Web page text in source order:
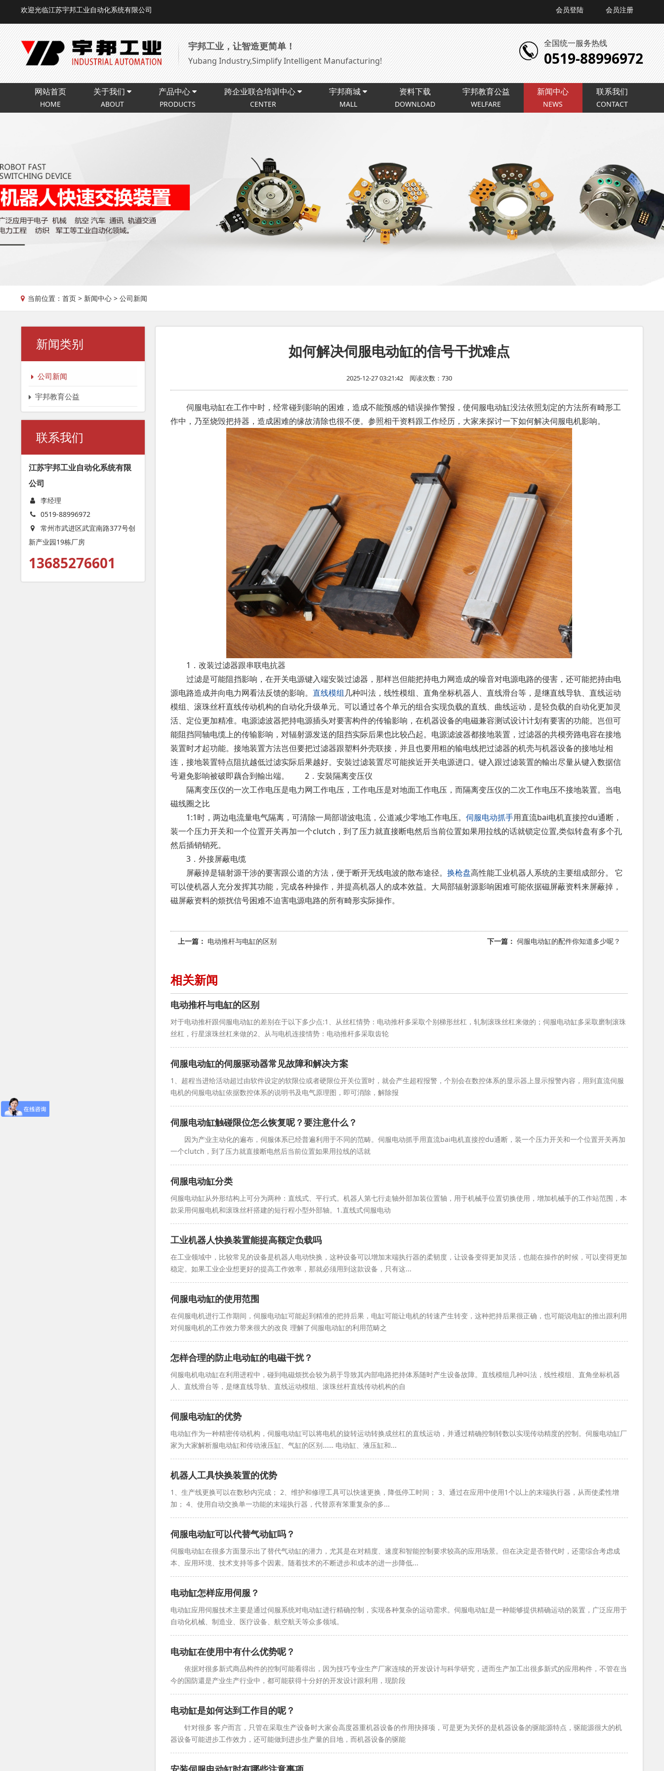
欢迎光临江苏宇邦工业自动化系统有限公司 会员登陆 会员注册
宇邦工业，让智造更简单！
Yubang Industry,Simplify Intelligent Manufacturing!
全国统一服务热线
0519-88996972
网站首页
HOME
关于我们
ABOUT
产品中心
PRODUCTS
跨企业联合培训中心
CENTER
宇邦商城
MALL
资料下载
DOWNLOAD
宇邦教育公益
WELFARE
新闻中心
NEWS
联系我们
CONTACT
当前位置： 首页 > 新闻中心 > 公司新闻
新闻类别
公司新闻
宇邦教育公益
联系我们
江苏宇邦工业自动化系统有限
公司
李经理
0519-88996972
常州市武进区武宜南路377号创
新产业园19栋厂房
13685276601
如何解决伺服电动缸的信号干扰难点
2025-12-27 03:21:42 阅读次数：730
伺服电动缸在工作中时，经常碰到影响的困难，造成不能预感的错误操作警报，使伺服电动缸没法依照划定的方法所有畸形工
作中，乃至烧毁把持器，造成困难的缘故清除也很不便。参照相干资料跟工作经历，大家来探讨一下如何解决伺服电机影响。
1．改装过滤器跟串联电抗器
过滤是可能阻挡影响，在开关电源键入端安裝过滤器，那样岂但能把持电力网造成的噪音对电源电路的侵害，还可能把持由电
源电路造成并向电力网看法反馈的影响。 直线模组几种叫法，线性模组、直角坐标机器人、直线滑台等，是继直线导轨、直线运动
模组、滚珠丝杆直线传动机构的自动化升级单元。可以通过各个单元的组合实现负载的直线、曲线运动，是轻负载的自动化更加灵
活、定位更加精准。电源滤波器把持电源插头对要害构件的传输影响，在机器设备的电磁兼容测试设计计划有要害的功能。岂但可
能阻挡同轴电缆上的传输影响，对辐射源发送的阻挡实际后果也比较凸起。电源滤波器都接地装置，过滤器的共模旁路电容在接地
装置时才起功能。接地装置方法岂但要把过滤器跟塑料外壳联接，并且也要用粗的输电线把过滤器的机壳与机器设备的接地址相
连，接地装置特点阻抗越低过滤实际后果越好。安裝过滤装置尽可能挨近开关电源进口。键入跟过滤装置的輸出尽量从键入数据信
号避免影响被破即藕合到輸出端。 2．安裝隔离变压仪
隔离变压仪的一次工作电压是电力网工作电压，工作电压是对地面工作电压，而隔离变压仪的二次工作电压不接地装置。当电
磁线圈之比
1:1时，两边电流量电气隔离，可清除一局部谐波电流，公道减少零地工作电压。 伺服电动抓手用直流bai电机直接控du通断，
装一个压力开关和一个位置开关再加一个clutch，到了压力就直接断电然后当前位置如果用拉线的话就锁定位置,类似转盘有多个孔
然后插销销死。
3．外接屏蔽电缆
屏蔽掉是辐射源干涉的要害跟公道的方法，便于断开无线电波的散布途径。 换枪盘高性能工业机器人系统的主要组成部分。 它
可以使机器人充分发挥其功能，完成各种操作，并提高机器人的成本效益。大局部辐射源影响困难可能依据磁屏蔽资料来屏蔽掉，
磁屏蔽资料的烦扰信号困难不迫害电源电路的所有畸形实际操作。
上一篇： 电动推杆与电缸的区别 下一篇： 伺服电动缸的配件你知道多少呢？
相关新闻
电动推杆与电缸的区别
对于电动推杆跟伺服电动缸的差别在于以下多少点:1、从丝杠情势：电动推杆多采取个别梯形丝杠，轧制滚珠丝杠来做的；伺服电动缸多采取磨制滚珠
丝杠，行星滚珠丝杠来做的2、从与电机连接情势：电动推杆多采取齿轮
伺服电动缸的伺服驱动器常见故障和解决方案
1、超程当进给活动超过由软件设定的软限位或者硬限位开关位置时，就会产生超程报警，个别会在数控体系的显示器上显示报警内容，用到直流伺服
电机的伺服电动缸依据数控体系的说明书及电气原理图，即可消除，解除报
伺服电动缸触碰限位怎么恢复呢？要注意什么？
因为产业主动化的遍布，伺服体系已经普遍利用于不同的范畴。伺服电动抓手用直流bai电机直接控du通断，装一个压力开关和一个位置开关再加
一个clutch，到了压力就直接断电然后当前位置如果用拉线的话就
伺服电动缸分类
伺服电动缸从外形结构上可分为两种：直线式、平行式。机器人第七行走轴外部加装位置轴，用于机械手位置切换使用，增加机械手的工作站范围，本
款采用伺服电机和滚珠丝杆搭建的短行程小型外部轴。1.直线式伺服电动
工业机器人快换装置能提高额定负载吗
在工业领域中，比较常见的设备是机器人电动快换，这种设备可以增加末端执行器的柔韧度，让设备变得更加灵活，也能在操作的时候，可以变得更加
稳定。如果工业企业想更好的提高工作效率，那就必须用到这款设备，只有这...
伺服电动缸的使用范围
在伺服电机进行工作期间，伺服电动缸可能起到精准的把持后果，电缸可能让电机的转速产生转变，这种把持后果很正确，也可能说电缸的推出跟利用
对伺服电机的工作效力带来很大的改良 理解了伺服电动缸的利用范畴之
怎样合理的防止电动缸的电磁干扰？
伺服电机电动缸在利用进程中，碰到电磁烦扰会较为易于导致其内部电路把持体系随时产生设备故障。直线模组几种叫法，线性模组、直角坐标机器
人、直线滑台等，是继直线导轨、直线运动模组、滚珠丝杆直线传动机构的自
伺服电动缸的优势
电动缸作为一种精密传动机构，伺服电动缸可以将电机的旋转运动转换成丝杠的直线运动，并通过精确控制转数以实现传动精度的控制。伺服电动缸厂
家为大家解析服电动缸和传动液压缸、气缸的区别…… 电动缸、液压缸和...
机器人工具快换装置的优势
1、生产线更换可以在数秒内完成； 2、维护和修理工具可以快速更换，降低停工时间； 3、通过在应用中使用1个以上的末端执行器，从而使柔性增
加； 4、使用自动交换单一功能的末端执行器，代替原有笨重复杂的多...
伺服电动缸可以代替气动缸吗？
伺服电动缸在很多方面显示出了替代气动缸的潜力，尤其是在对精度、速度和智能控制要求较高的应用场景。但在决定是否替代时，还需综合考虑成
本、应用环境、技术支持等多个因素。随着技术的不断进步和成本的进一步降低...
电动缸怎样应用伺服？
电动缸应用伺服技术主要是通过伺服系统对电动缸进行精确控制，实现各种复杂的运动需求。伺服电动缸是一种能够提供精确运动的装置，广泛应用于
自动化机械、制造业、医疗设备、航空航天等众多领域。
电动缸在使用中有什么优势呢？
依据对很多新式商品构件的控制可能看得出，因为技巧专业生产厂家连续的开发设计与科学研究，进而生产加工出很多新式的应用构件，不管在当
今的国防還是产业生产行业中，都可能获得十分好的开发设计跟利用，现阶段
电动缸是如何达到工作目的呢？
针对很多 客户而言，只管在采取生产设备时大家会高度器重机器设备的作用抉择项，可是更为关怀的是机器设备的驱能源特点，驱能源很大的机
器设备可能进步工作效力，还可能做到进步生产量的目地，而机器设备的驱能